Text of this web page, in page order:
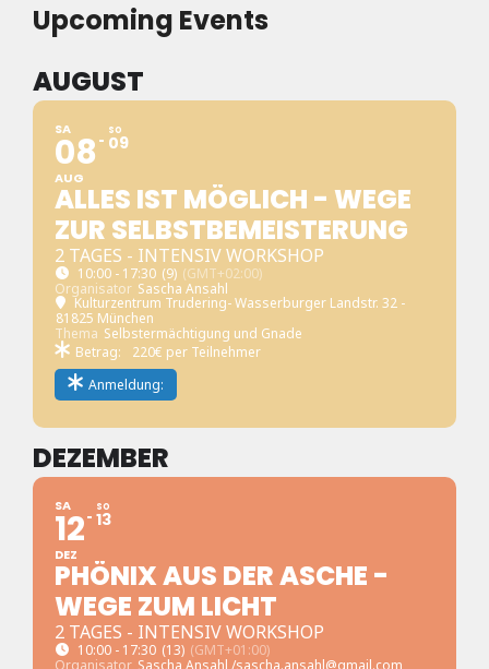
Upcoming Events
AUGUST
SA
08
AUG
SO
09
ALLES IST MÖGLICH - WEGE
ZUR SELBSTBEMEISTERUNG
2 TAGES - INTENSIV WORKSHOP
10:00 - 17:30 (9) (GMT+02:00)
Organisator Sascha Ansahl
Kulturzentrum Trudering- Wasserburger Landstr. 32 -
81825 München
Thema Selbstermächtigung und Gnade
Betrag:
220€ per Teilnehmer
Anmeldung:
DEZEMBER
SA
12
DEZ
SO
13
PHÖNIX AUS DER ASCHE -
WEGE ZUM LICHT
2 TAGES - INTENSIV WORKSHOP
10:00 - 17:30 (13) (GMT+01:00)
Organisator Sascha Ansahl /sascha.ansahl@gmail.com